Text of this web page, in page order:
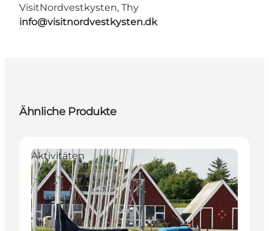
VisitNordvestkysten, Thy
info@visitnordvestkysten.dk
Ähnliche Produkte
Aktivitäten